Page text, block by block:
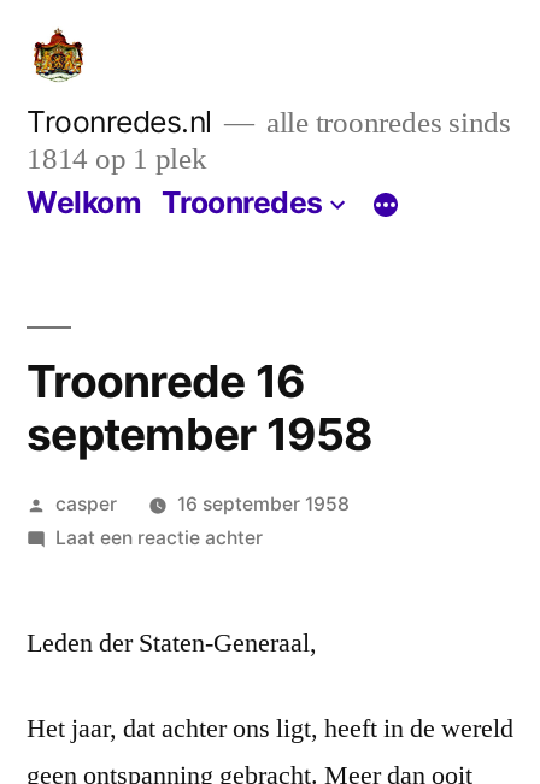
naar
inhoud
Troonredes.nl
alle troonredes sinds
1814 op 1 plek
Welkom Troonredes
Troonrede 16
september 1958
Geplaatst
door
casper
16 september 1958
Laat een reactie achterop
september
Leden der Staten-Generaal,
Het jaar, dat achter ons ligt, heeft in de wereld
geen ontspanning gebracht. Meer dan ooit